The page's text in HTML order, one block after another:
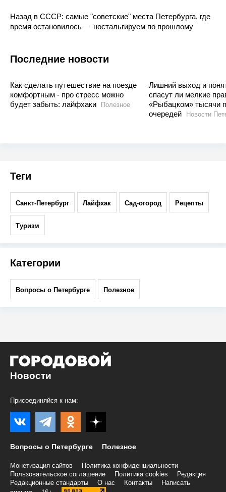
Назад в СССР: самые "советские" места Петербурга, где
время остановилось — ностальгируем по прошлому
Последние новости
Как сделать путешествие на поезде
комфортным - про стресс можно
будет забыть: лайфхаки
Полезное
Лишний выход и
спасут ли мелкие
«Рыбацком» тысячи
очередей
Новости
Теги
Санкт-Петербург Лайфхак Сад-огород Рецепты
Туризм
Категории
Вопросы о Петербурге Полезное
Новости
Присоединяйся к нам:
Вопросы о Петербурге Полезное
Монетизация сайтов
Политика конфиденциальности
Пользовательское соглашение
Политика cookies
Редакция
Редакционные стандарты
О нас Контакты
Написать